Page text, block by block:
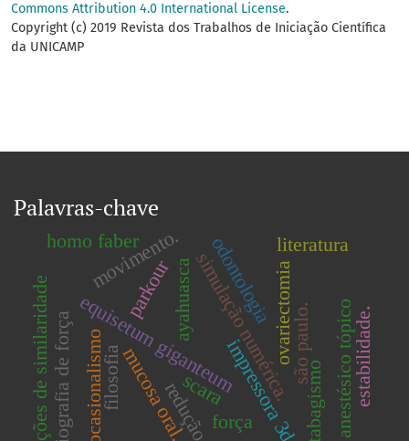
Commons Attribution 4.0 International License.
Copyright (c) 2019 Revista dos Trabalhos de Iniciação Científica
da UNICAMP
Palavras-chave
impressora 3d
scara
simulação numérica.
equisetum giganteum ovariectomia
miografia de força
ayahuasca
tabagismo
redução.
ocasionalismo força
movimento.
anestésico tópico
odontologia
mucosa oral.
parkour
são paulo.
funções de similaridade
literatura
filosofia estabilidade.
homo faber